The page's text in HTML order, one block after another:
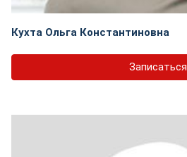
Кухта Ольга Константиновна
Записаться